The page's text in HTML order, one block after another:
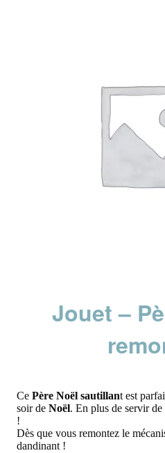
Jouet –
Ce Père Noël sautillant est
soir de Noël. En plus de servir
!
Dès que vous remontez le
dandinant !